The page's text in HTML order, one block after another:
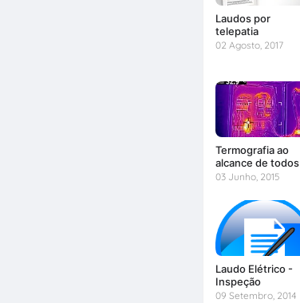
Laudos por
telepatia
02 Agosto, 2017
Termografia ao
alcance de todos
03 Junho, 2015
Laudo Elétrico -
Inspeção
09 Setembro, 2014